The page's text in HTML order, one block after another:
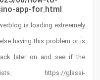
app-for.html
is loading extreemely
having this problem or is
later on and see if the
https://glassi-